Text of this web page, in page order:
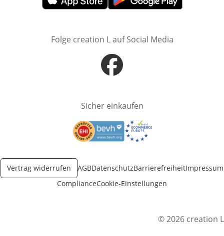
Öffnet in neuem FensterÖffnet in neuem Fenster
Folge creation L auf Social Media
Öffnet in neuem Fenster
Sicher einkaufen
Öffnet in neuem FensterÖffnet in neuem Fenster
Vertrag widerrufen AGBDatenschutzBarrierefreiheitImpressum
ComplianceCookie-Einstellungen
© 2026 creation L